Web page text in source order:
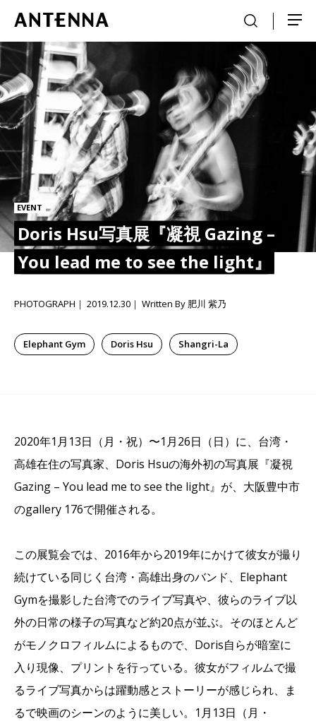
EVENT
Doris Hsu写真展『凝視 Gazing –
You lead me to see the light』
Elephant Gym Doris Hsu Shangri-La
PHOTOGRAPH 2019.12.30 Written By 肥川 紫乃
2020年1月13日（月・祝）〜1月26日（日）に、台湾・
高雄在住の写真家、Doris Hsuの海外初の写真展『凝視
Gazing – You lead me to see the light』が、大阪豊中市
のgallery 176で開催される。
この展覧会では、2016年から2019年にかけて彼女が撮り
続けている同じく台湾・高雄出身のバンド、Elephant
Gymを撮影した台湾でのライブ写真や、彼らのライブ以
外の日常の様子の写真など約20点が並ぶ。そのほとんど
がモノクロフィルムによるもので、Doris自らが暗室に
入り現像、プリントを行っている。彼女がフィルムで撮
るライブ写真からは躍動感とストーリーが感じられ、ま
るで映画のシーンのように美しい。1月13日（月・